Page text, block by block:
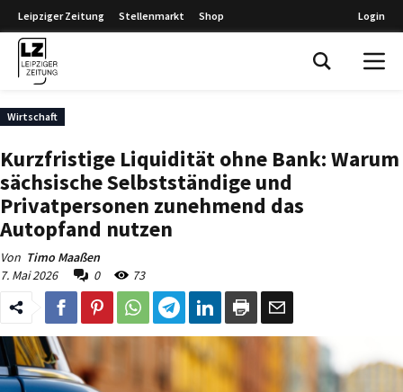
Leipziger Zeitung Stellenmarkt Shop Login
Wirtschaft
Kurzfristige Liquidität ohne Bank: Warum
sächsische Selbstständige und
Privatpersonen zunehmend das
Autopfand nutzen
Von Timo Maaßen
7. Mai 2026
0 73